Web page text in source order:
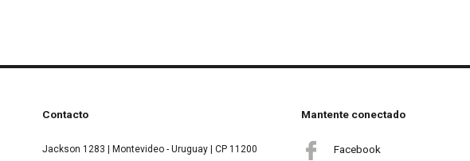
Contacto
Jackson 1283 | Montevideo - Uruguay | CP 11200
Mantente conectado
Facebook